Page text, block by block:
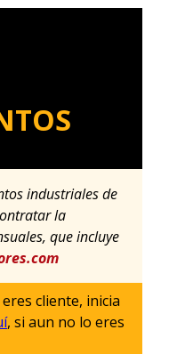
industriales de
la
que incluye
cliente, inicia
, si aun no lo eres